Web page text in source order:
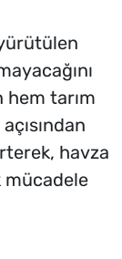
hem tarım
havza